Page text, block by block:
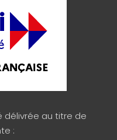
délivrée au titre de
: